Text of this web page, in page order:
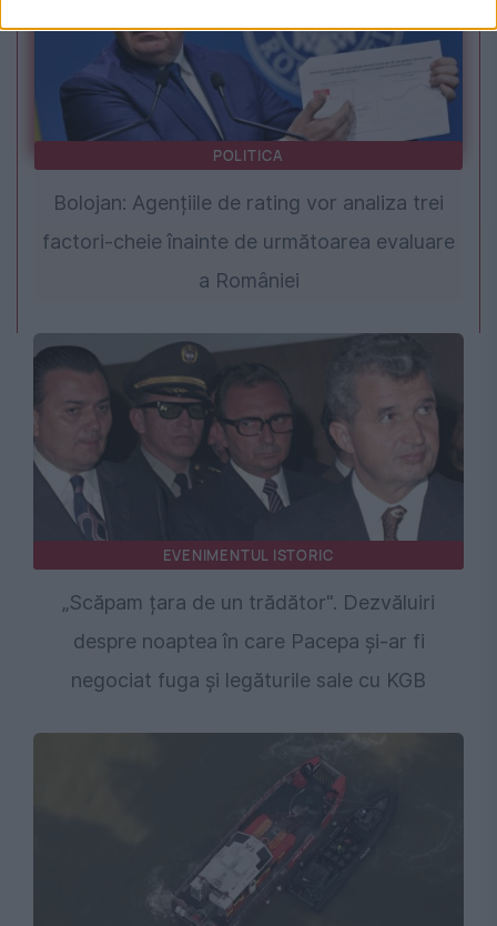
POLITICA
Bolojan: Agențiile de rating vor analiza trei
factori-cheie înainte de următoarea evaluare
a României
EVENIMENTUL ISTORIC
„Scăpam țara de un trădător". Dezvăluiri
despre noaptea în care Pacepa și-ar fi
negociat fuga și legăturile sale cu KGB